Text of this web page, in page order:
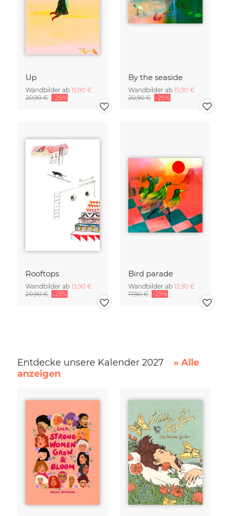
Up
Wandbilder ab 15,90 €
20,90 € -25%
By the seaside
Wandbilder ab 15,90 €
20,90 € -25%
Rooftops
Wandbilder ab 15,90 €
20,90 € -25%
Bird parade
Wandbilder ab 13,90 €
17,90 € -25%
Entdecke unsere Kalender 2027
» Alle
anzeigen